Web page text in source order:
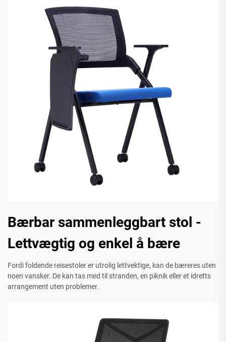
Bærbar sammenleggbart stol -
Lettvægtig og enkel å bære
Fordi foldende reisestoler er utrolig lettvektige, kan de bæreres uten
noen vansker. De kan tas med til stranden, en piknik eller et idretts
arrangement uten problemer.